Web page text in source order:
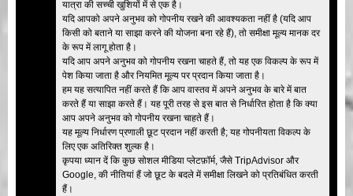
यात्रा की सच्ची खुशियों में से एक है।
यदि आपको अपने अनुभव को गोपनीय रखने की आवश्यकता नहीं है (यदि आप
किसी को बताने या साझा करने की योजना बना रहे हैं), तो समीक्षा मूल्य मानक दर
के रूप में लागू होता है।
यदि आप अपने अनुभव को गोपनीय रखना चाहते हैं, तो यह एक विकल्प के रूप में
पेश किया जाता है और नियमित मूल्य पर प्रदान किया जाता है।
हम यह सत्यापित नहीं करते हैं कि आप वास्तव में अपने अनुभव के बारे में बात
करते हैं या साझा करते हैं। यह पूरी तरह से इस बात से निर्धारित होता है कि क्या
आप अपने अनुभव को गोपनीय रखना चाहते हैं।
यह मूल्य निर्धारण प्रणाली छूट प्रदान नहीं करती है; यह गोपनीयता विकल्प के
लिए एक अतिरिक्त शुल्क है।
कृपया ध्यान दें कि कुछ सोशल मीडिया प्लेटफ़ॉर्म, जैसे TripAdvisor और
Google, की नीतियां हैं जो छूट के बदले में समीक्षा लिखने को प्रतिबंधित करती
हैं।